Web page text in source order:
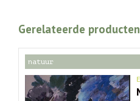
Gerelateerde producten
natuur